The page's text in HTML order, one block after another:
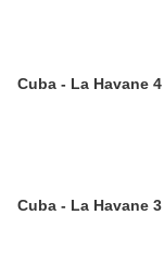
Cuba - La Havane 4
Cuba - La Havane 3